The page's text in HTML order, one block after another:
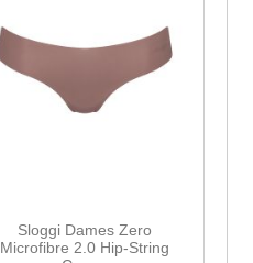
Sloggi Dames Zero
Microfibre 2.0 Hip-String